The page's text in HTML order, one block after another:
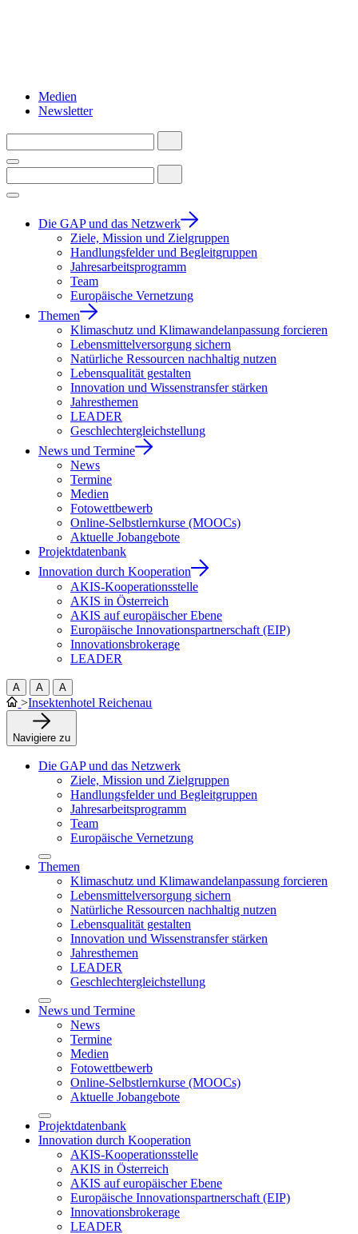
Medien
Newsletter
Die GAP und das Netzwerk
Ziele, Mission und Zielgruppen
Handlungsfelder und Begleitgruppen
Jahresarbeitsprogramm
Team
Europäische Vernetzung
Themen
Klimaschutz und Klimawandelanpassung forcieren
Lebensmittelversorgung sichern
Natürliche Ressourcen nachhaltig nutzen
Lebensqualität gestalten
Innovation und Wissenstransfer stärken
Jahresthemen
LEADER
Geschlechtergleichstellung
News und Termine
News
Termine
Medien
Fotowettbewerb
Online-Selbstlernkurse (MOOCs)
Aktuelle Jobangebote
Projektdatenbank
Innovation durch Kooperation
AKIS-Kooperationsstelle
AKIS in Österreich
AKIS auf europäischer Ebene
Europäische Innovationspartnerschaft (EIP)
Innovationsbrokerage
LEADER
A A A
>Insektenhotel Reichenau
Navigiere zu
Die GAP und das Netzwerk
Ziele, Mission und Zielgruppen
Handlungsfelder und Begleitgruppen
Jahresarbeitsprogramm
Team
Europäische Vernetzung
Themen
Klimaschutz und Klimawandelanpassung forcieren
Lebensmittelversorgung sichern
Natürliche Ressourcen nachhaltig nutzen
Lebensqualität gestalten
Innovation und Wissenstransfer stärken
Jahresthemen
LEADER
Geschlechtergleichstellung
News und Termine
News
Termine
Medien
Fotowettbewerb
Online-Selbstlernkurse (MOOCs)
Aktuelle Jobangebote
Projektdatenbank
Innovation durch Kooperation
AKIS-Kooperationsstelle
AKIS in Österreich
AKIS auf europäischer Ebene
Europäische Innovationspartnerschaft (EIP)
Innovationsbrokerage
LEADER